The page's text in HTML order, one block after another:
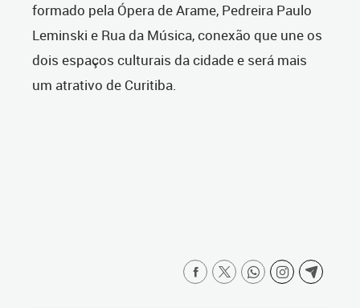
formado pela Ópera de Arame, Pedreira Paulo
Leminski e Rua da Música, conexão que une os
dois espaços culturais da cidade e será mais
um atrativo de Curitiba.